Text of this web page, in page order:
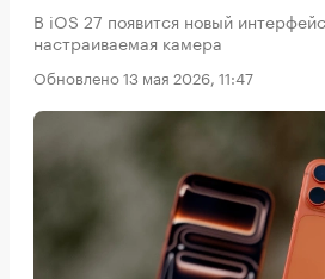
В iOS 27 появится новый
настраиваемая камера
Обновлено 13 мая 2026, 11:47